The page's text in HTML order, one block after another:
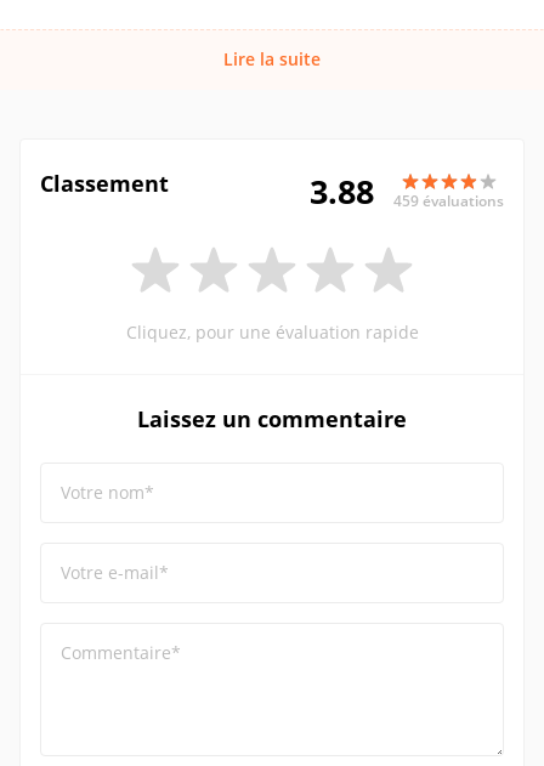
Lire la suite
Classement 3.88 459 évaluations
Cliquez, pour une évaluation rapide
Laissez un commentaire
Votre nom*
Votre e-mail*
Commentaire*